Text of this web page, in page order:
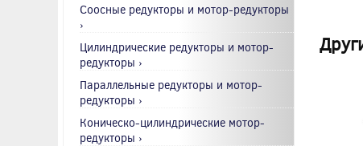
Соосные редукторы и мотор-редукторы
›
Цилиндрические редукторы и мотор-
редукторы ›
Параллельные редукторы и мотор-
редукторы ›
Коническо-цилиндрические мотор-
редукторы ›